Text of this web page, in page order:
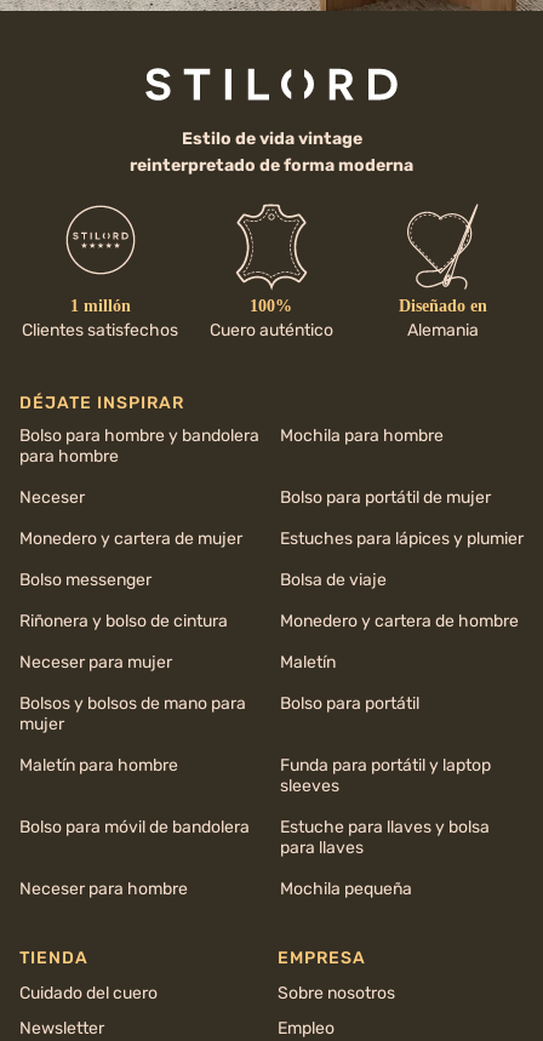
Estilo de vida vintage
reinterpretado de forma moderna
1 millón
Clientes satisfechos
100%
Cuero auténtico
Diseñado en
Alemania
DÉJATE INSPIRAR
Bolso para hombre y bandolera
para hombre
Mochila para hombre
Neceser
Bolso para portátil de mujer
Monedero y cartera de mujer
Estuches para lápices y plumier
Bolso messenger
Bolsa de viaje
Riñonera y bolso de cintura
Monedero y cartera de hombre
Neceser para mujer
Maletín
Bolsos y bolsos de mano para
mujer
Bolso para portátil
Maletín para hombre
Funda para portátil y laptop
sleeves
Bolso para móvil de bandolera
Estuche para llaves y bolsa
para llaves
Neceser para hombre
Mochila pequeña
TIENDA
Cuidado del cuero
Newsletter
EMPRESA
Sobre nosotros
Empleo